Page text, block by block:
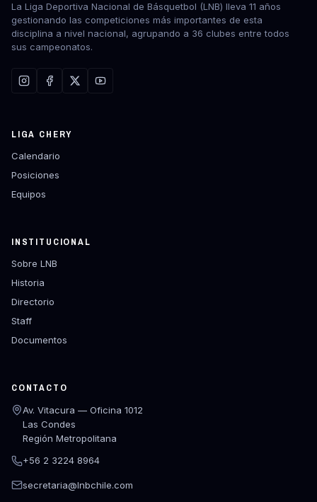
La Liga Deportiva Nacional de Básquetbol (LNB) lleva 11 años
gestionando las competiciones más importantes de esta
disciplina a nivel nacional, agrupando a 36 clubes entre todos
sus campeonatos.
LIGA CHERY
Calendario
Posiciones
Equipos
INSTITUCIONAL
Sobre LNB
Historia
Directorio
Staff
Documentos
CONTACTO
Av. Vitacura — Oficina 1012
Las Condes
Región Metropolitana
+56 2 3224 8964
secretaria@lnbchile.com